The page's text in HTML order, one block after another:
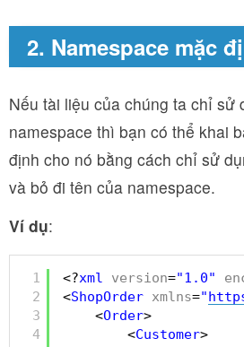
2. Namespace mặc
Nếu tài liệu của chúng ta chỉ sử
namespace thì bạn có thể khai
định cho nó bằng cách chỉ sử
và bỏ đi tên của namespace.
Ví dụ:
1
2
3
4
<?xml version="1.0"
<ShopOrder xmlns="
<Order>
<Customer>